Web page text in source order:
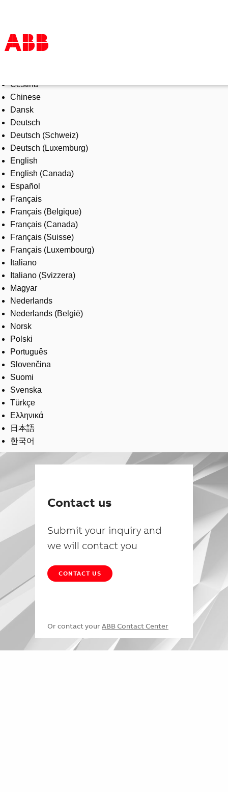
Products & Solutions
Industries
Services
About us
Where to buy
Contact us
Careers
Čeština
Chinese
Dansk
Deutsch
Deutsch (Schweiz)
Deutsch (Luxemburg)
English
English (Canada)
Español
Français
Français (Belgique)
Français (Canada)
Français (Suisse)
Français (Luxembourg)
Italiano
Italiano (Svizzera)
Magyar
Nederlands
Nederlands (België)
Norsk
Polski
Português
Slovenčina
Suomi
Svenska
Türkçe
Ελληνικά
日本語
한국어
Contact us
Submit your inquiry and
we will contact you
CONTACT US
Or contact your ABB Contact Center